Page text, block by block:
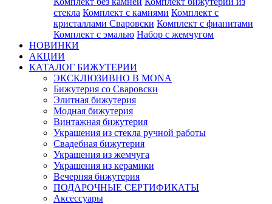
стекла Комплект с камнями Комплект с
кристаллами Сваровски Комплект с фианитами
Комплект с эмалью Набор с жемчугом
НОВИНКИ
АКЦИИ
КАТАЛОГ БИЖУТЕРИИ
ЭКСКЛЮЗИВНО В MONA
Бижутерия со Сваровски
Элитная бижутерия
Модная бижутерия
Винтажная бижутерия
Украшения из стекла ручной работы
Свадебная бижутерия
Украшения из жемчуга
Украшения из керамики
Вечерняя бижутерия
ПОДАРОЧНЫЕ СЕРТИФИКАТЫ
Аксессуары